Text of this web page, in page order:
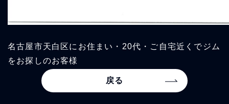
名古屋市天白区にお住まい・20代・ご自宅近くでジム
をお探しのお客様
戻る